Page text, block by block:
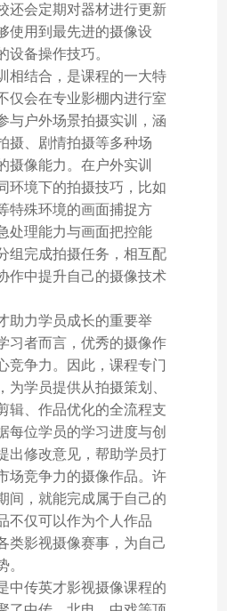
还会定期对器材进行更新
使用到最先进的摄像设
设备操作技巧。
相结合，是课程的一大特
仅会在专业影棚内进行室
与户外场景拍摄实训，涵
摄、剧情拍摄等多种场
摄像能力。在户外实训
环境下的拍摄技巧，比如
特殊环境的画面捕捉方
处理能力与画面把控能
组完成拍摄任务，相互配
作中提升自己的摄像技术
助力学员成长的重要举
习者而言，优秀的摄像作
竞争力。因此，课程专门
为学员提供从拍摄策划、
辑、作品优化的全流程支
每位学员的学习进度与创
出修改意见，帮助学员打
场竞争力的摄像作品。许
间，就能完成属于自己的
不仅可以作为个人作品
类影视摄像赛事，为自己
。
中传英才影视摄像课程的